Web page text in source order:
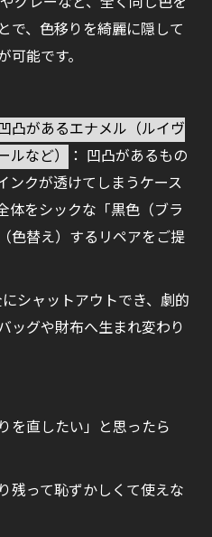
で、色移りを綺麗に隠して
可能です。
凸があるエナメル（ルイヴ
など）
： 凹凸があるもの
ンクが透けてしまうケース
体をシックな「黒色（ブラ
色替え）するリペアをご提
シャットアウトでき、劇的
ッグや財布へ生まれ変わり
を直したい」と思ったら
残って恥ずかしくて使えな